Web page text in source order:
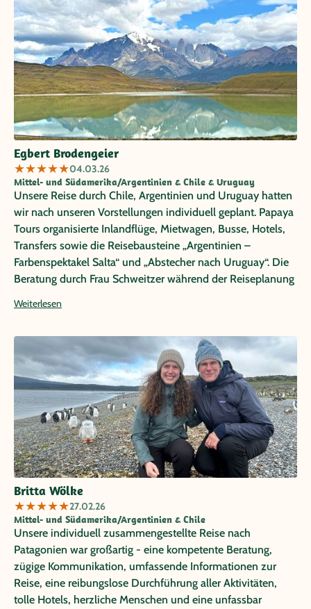
Egbert Brodengeier
★★★★★04.03.26
Mittel- und Südamerika/Argentinien & Chile & Uruguay
Unsere Reise durch Chile, Argentinien und Uruguay hatten
wir nach unseren Vorstellungen individuell geplant. Papaya
Tours organisierte Inlandflüge, Mietwagen, Busse, Hotels,
Transfers sowie die Reisebausteine „Argentinien –
Farbenspektakel Salta“ und „Abstecher nach Uruguay“. Die
Beratung durch Frau Schweitzer während der Reiseplanung
Traumreise mit vielen unvergesslichen Erlebnissen und
pünktlich und zuverlässig. Besonders erwähnen möchten
wir die ausgezeichneten Stadtführungen in Valparaiso mit
Camilo Pereda und in Buenos Aires mit Bruna Monserrat.
Es gab unzählig viele schöne Höhepunkte auf dieser Reise,
einzigartige Landschaften, lebendige Städte, schöne und
immer zentral gelegene Hotels und natürlich viele
freundliche Menschen! Vielen Dank für die perfekte
Organisation! Carmen-Regina und Egbert Brodengeier
Weiterlesen
Britta Wölke
★★★★★27.02.26
Mittel- und Südamerika/Argentinien & Chile
Unsere individuell zusammengestellte Reise nach
Patagonien war großartig - eine kompetente Beratung,
zügige Kommunikation, umfassende Informationen zur
Reise, eine reibungslose Durchführung aller Aktivitäten,
tolle Hotels, herzliche Menschen und eine unfassbar